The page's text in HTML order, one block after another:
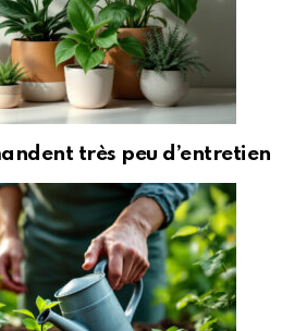
très peu d’entretien